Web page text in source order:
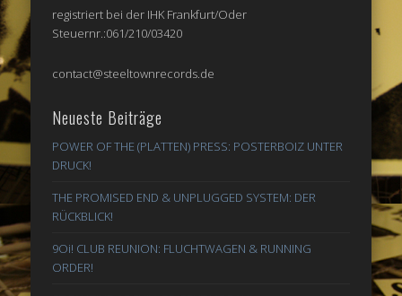
registriert bei der IHK Frankfurt/Oder
Steuernr.:061/210/03420
contact@steeltownrecords.de
Neueste Beiträge
POWER OF THE (PLATTEN) PRESS: POSTERBOIZ UNTER
DRUCK!
THE PROMISED END & UNPLUGGED SYSTEM: DER
RÜCKBLICK!
9Oi! CLUB REUNION: FLUCHTWAGEN & RUNNING
ORDER!